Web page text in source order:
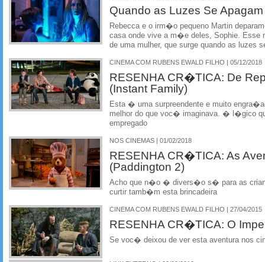
Quando as Luzes Se Apagam
Rebecca e o irm�o pequeno Martin
casa onde vive a m�e deles, Sophie. Esse
de uma mulher, que surge quando as luzes
CINEMA COM RUBENS EWALD FILHO | 05/12/2018
RESENHA CR�TICA: De
(Instant Family)
Esta � uma surpreendente e muito
melhor do que voc� imaginava. � l�gico
empregado
NOS CINEMAS | 01/02/2018
RESENHA CR�TICA: As
(Paddington 2)
Acho que n�o � divers�o s� para as
curtir tamb�m esta brincadeira
CINEMA COM RUBENS EWALD FILHO | 27/04/2015
RESENHA CR�TICA: O
Se voc� deixou de ver esta aventura nos